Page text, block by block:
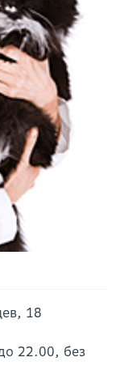
18
22.00, без